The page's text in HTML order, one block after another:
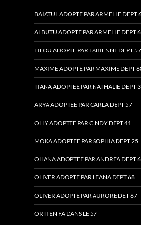
BAIATUL ADOPTE PAR ARMELLE DEPT
ALBUTU ADOPTE PAR ARMELLE DEPT
FILOU ADOPTE PAR FABIENNE DEPT 57
MAXIME ADOPTE PAR MAXIME DEPT
TIANA ADOPTEE PAR NATHALIE DEPT
ARYA ADOPTEE PAR CARLA DEPT 57
OLLY ADOPTEE PAR CINDY DEPT 41
MOKA ADOPTEE PAR SOPHIA DEPT 25
OHANA ADOPTEE PAR ANDREA DEPT
OLIVER ADOPTE PAR LEANA DEPT 68
OLIVER ADOPTE PAR AURORE DET 67
ORTI EN FA DANS LE 57